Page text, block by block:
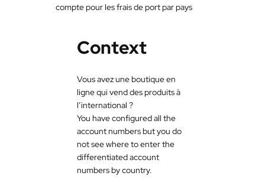
compte pour les frais de port par pays
Context
Vous avez une boutique en
ligne qui vend des produits à
l’international ?
You have configured all the
account numbers but you do
not see where to enter the
differentiated account
numbers by country.